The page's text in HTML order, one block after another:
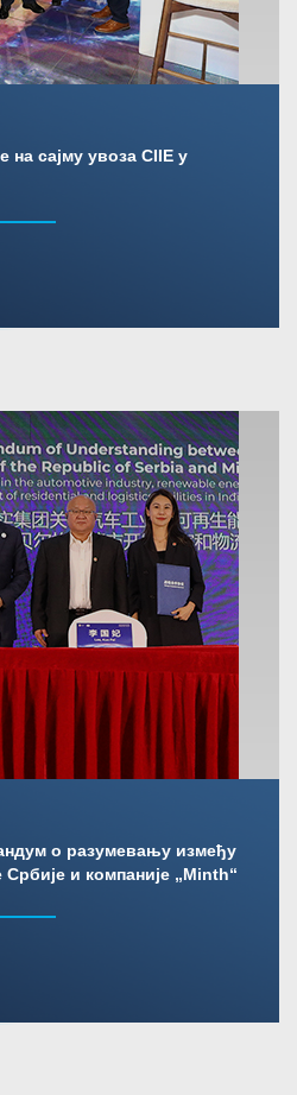
на сајму увоза CIIE у
о разумевању између
и компаније „Minth“